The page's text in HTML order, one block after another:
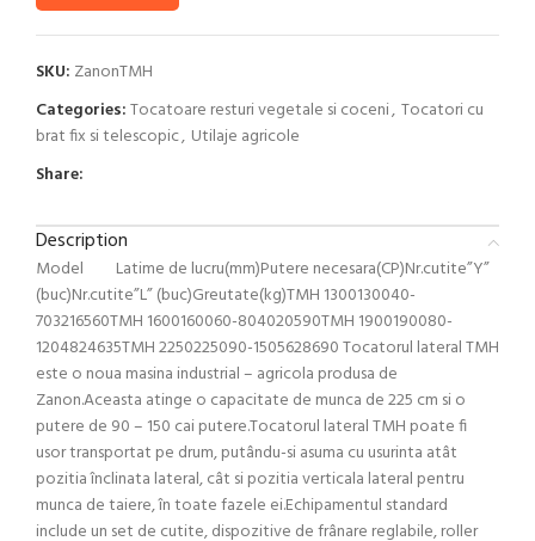
SKU: ZanonTMH
Categories:Tocatoare resturi vegetale si coceni, Tocatori cu
brat fix si telescopic, Utilaje agricole
Share:
Description
Model Latime de lucru(mm)Putere necesara(CP)Nr.cutite”Y”
(buc)Nr.cutite”L” (buc)Greutate(kg)TMH 1300130040-
703216560TMH 1600160060-804020590TMH 1900190080-
1204824635TMH 2250225090-1505628690 Tocatorul lateral TMH
este o noua masina industrial – agricola produsa de
Zanon.Aceasta atinge o capacitate de munca de 225 cm si o
putere de 90 – 150 cai putere.Tocatorul lateral TMH poate fi
usor transportat pe drum, putându-si asuma cu usurinta atât
pozitia înclinata lateral, cât si pozitia verticala lateral pentru
munca de taiere, în toate fazele ei.Echipamentul standard
include un set de cutite, dispozitive de frânare reglabile, roller